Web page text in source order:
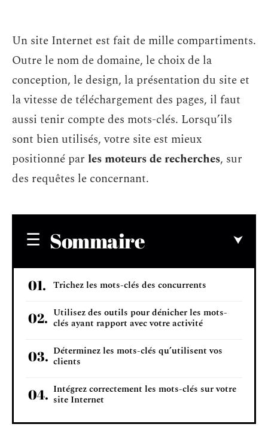
Un site Internet est fait de mille compartiments.
Outre le nom de domaine, le choix de la
conception, le design, la présentation du site et
la vitesse de téléchargement des pages, il faut
aussi tenir compte des mots-clés. Lorsqu’ils
sont bien utilisés, votre site est mieux
positionné par les moteurs de recherches, sur
des requêtes le concernant.
Sommaire
Trichez les mots-clés des concurrents
Utilisez des outils pour dénicher les mots-
clés ayant rapport avec votre activité
Déterminez les mots-clés qu’utilisent vos
clients
Intégrez correctement les mots-clés sur votre
site Internet